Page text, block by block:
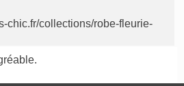
chic.fr/collections/robe-fleurie-